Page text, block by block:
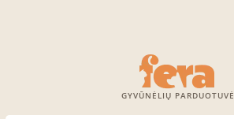
GYVŪNĖLIŲ PARDUOTUVĖ